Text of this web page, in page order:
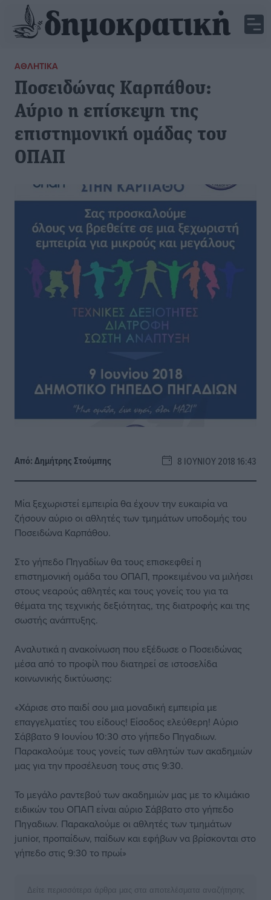
ΑΘΛΗΤΙΚΆ
Ποσειδώνας Καρπάθου:
Αύριο η επίσκεψη της
επιστημονική ομάδας του
ΟΠΑΠ
Από:Δημήτρης Στούμπης 8 ΙΟΥΝΊΟΥ 2018 16:43
Μία ξεχωριστεί εμπειρία θα έχουν την ευκαιρία να
ζήσουν αύριο οι αθλητές των τμημάτων υποδομής του
Ποσειδώνα Καρπάθου.
Στο γήπεδο Πηγαδίων θα τους επισκεφθεί η
επιστημονική ομάδα του ΟΠΑΠ, προκειμένου να μιλήσει
στους νεαρούς αθλητές και τους γονείς του για τα
θέματα της τεχνικής δεξιότητας, της διατροφής και της
σωστής ανάπτυξης.
Αναλυτικά η ανακοίνωση που εξέδωσε ο Ποσειδώνας
μέσα από το προφίλ που διατηρεί σε ιστοσελίδα
κοινωνικής δικτύωσης:
«Χάρισε στο παιδί σου μια μοναδική εμπειρία με
επαγγελματίες του είδους! Είσοδος ελεύθερη! Αύριο
Σάββατο 9 Ιουνίου 10:30 στο γήπεδο Πηγαδιων.
Παρακαλούμε τους γονείς των αθλητών των ακαδημιών
μας για την προσέλευση τους στις 9:30.
Το μεγάλο ραντεβού των ακαδημιών μας με το κλιμάκιο
ειδικών του ΟΠΑΠ είναι αύριο Σάββατο στο γήπεδο
Πηγαδιων. Παρακαλούμε οι αθλητές των τμημάτων
junior, προπαίδων, παίδων και εφήβων να βρίσκονται στο
γήπεδο στις 9:30 το πρωί»
Δείτε περισσότερα άρθρα μας στα αποτελέσματα αναζήτησης